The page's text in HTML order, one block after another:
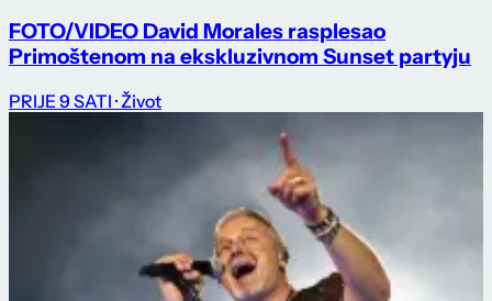
FOTO/VIDEO David Morales rasplesao
Primoštenom na ekskluzivnom Sunset partyju
PRIJE 9 SATI · Život